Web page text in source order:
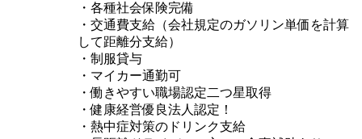
・各種社会保険完備
・交通費支給（会社規定のガソリン単価を計算
して距離分支給）
・制服貸与
・マイカー通勤可
・働きやすい職場認定二つ星取得
・健康経営優良法人認定！
・熱中症対策のドリンク支給